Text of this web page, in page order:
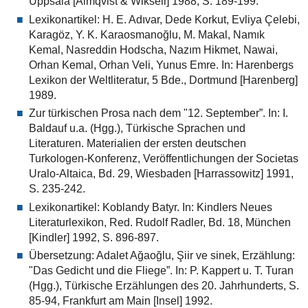
Lexikonartikel: H. E. Adıvar, Dede Korkut, Evliya Çelebi,
Karagöz, Y. K. Karaosmanoğlu, M. Makal, Namık
Kemal, Nasreddin Hodscha, Nazım Hikmet, Nawai,
Orhan Kemal, Orhan Veli, Yunus Emre. In: Harenbergs
Lexikon der Weltliteratur, 5 Bde., Dortmund [Harenberg]
1989.
Zur türkischen Prosa nach dem "12. September”. In: I.
Baldauf u.a. (Hgg.), Türkische Sprachen und
Literaturen. Materialien der ersten deutschen
Turkologen-Konferenz, Veröffentlichungen der Societas
Uralo-Altaica, Bd. 29, Wiesbaden [Harrassowitz] 1991,
S. 235-242.
Lexikonartikel: Koblandy Batyr. In: Kindlers Neues
Literaturlexikon, Red. Rudolf Radler, Bd. 18, München
[Kindler] 1992, S. 896-897.
Übersetzung: Adalet Ağaoğlu, Şiir ve sinek, Erzählung:
"Das Gedicht und die Fliege”. In: P. Kappert u. T. Turan
(Hgg.), Türkische Erzählungen des 20. Jahrhunderts, S.
85-94, Frankfurt am Main [Insel] 1992.